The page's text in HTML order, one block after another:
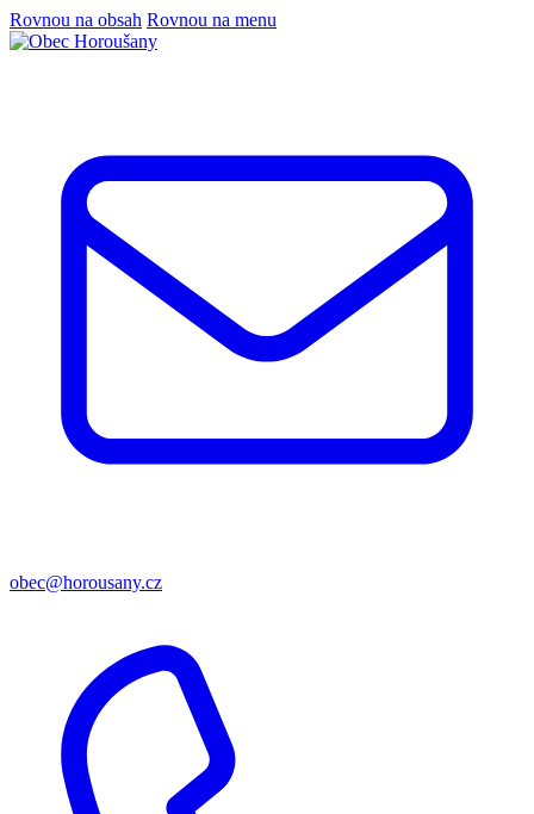
Rovnou na obsah Rovnou na menu
obec@horousany.cz